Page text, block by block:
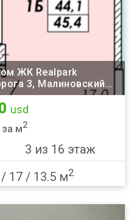
ЖК Realpark
usd
м2
3 из 16 этаж
17 / 13.5 м2